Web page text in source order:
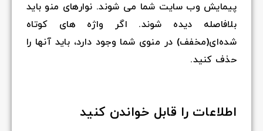
پیمایش وب سایت شما می شوند. نوارهای منو باید
بلافاصله دیده شوند. اگر واژه های کوتاه
شده‌ای(مخفف) در منوی شما وجود دارد، باید آنها را
حذف کنید.
اطلاعات را قابل خواندن کنید